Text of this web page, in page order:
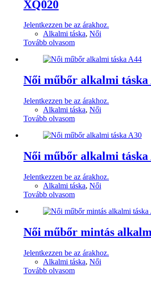
XQ020
Jelentkezzen be az árakhoz.
Alkalmi táska, Női
Tovább olvasom
Női műbőr alkalmi táska
Jelentkezzen be az árakhoz.
Alkalmi táska, Női
Tovább olvasom
Női műbőr alkalmi táska
Jelentkezzen be az árakhoz.
Alkalmi táska, Női
Tovább olvasom
Női műbőr mintás
Jelentkezzen be az árakhoz.
Alkalmi táska, Női
Tovább olvasom